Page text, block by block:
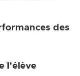
des
l’élève